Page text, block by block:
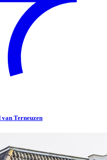
van Terneuzen